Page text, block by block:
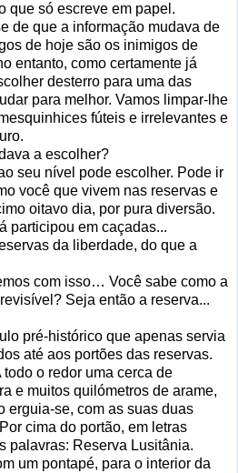
que só escreve em papel.
de que a informação mudava de
de hoje são os inimigos de
entanto, como certamente já
desterro para uma das
para melhor. Vamos limpar-lhe
fúteis e irrelevantes e
a escolher?
seu nível pode escolher. Pode ir
você que vivem nas reservas e
oitavo dia, por pura diversão.
participou em caçadas...
da liberdade, do que a
com isso… Você sabe como a
Seja então a reserva...
pré-histórico que apenas servia
até aos portões das reservas.
o redor uma cerca de
e muitos quilómetros de arame,
erguia-se, com as suas duas
cima do portão, em letras
palavras: Reserva Lusitânia.
um pontapé, para o interior da